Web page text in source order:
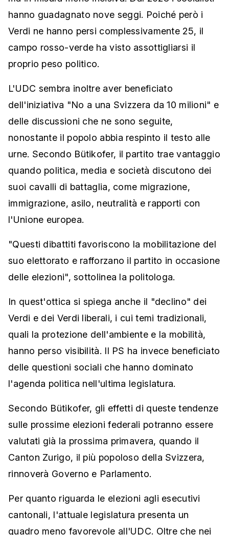
hanno guadagnato nove seggi. Poiché però i
Verdi ne hanno persi complessivamente 25, il
campo rosso-verde ha visto assottigliarsi il
proprio peso politico.
L'UDC sembra inoltre aver beneficiato
dell'iniziativa "No a una Svizzera da 10 milioni" e
delle discussioni che ne sono seguite,
nonostante il popolo abbia respinto il testo alle
urne. Secondo Bütikofer, il partito trae vantaggio
quando politica, media e società discutono dei
suoi cavalli di battaglia, come migrazione,
immigrazione, asilo, neutralità e rapporti con
l'Unione europea.
"Questi dibattiti favoriscono la mobilitazione del
suo elettorato e rafforzano il partito in occasione
delle elezioni", sottolinea la politologa.
In quest'ottica si spiega anche il "declino" dei
Verdi e dei Verdi liberali, i cui temi tradizionali,
quali la protezione dell'ambiente e la mobilità,
hanno perso visibilità. Il PS ha invece beneficiato
delle questioni sociali che hanno dominato
l'agenda politica nell'ultima legislatura.
Secondo Bütikofer, gli effetti di queste tendenze
sulle prossime elezioni federali potranno essere
valutati già la prossima primavera, quando il
Canton Zurigo, il più popoloso della Svizzera,
rinnoverà Governo e Parlamento.
Per quanto riguarda le elezioni agli esecutivi
cantonali, l'attuale legislatura presenta un
quadro meno favorevole all'UDC. Oltre che nei